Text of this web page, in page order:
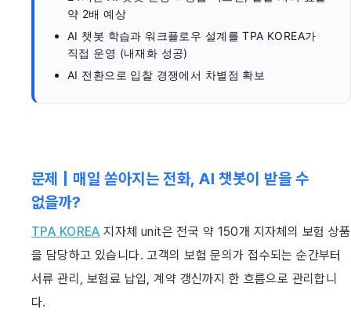
약 2배 예상
AI 챗봇 학습과 워크플로우 설계를 TPA KOREA가
직접 운영 (내재화 성공)
AI 전환으로 입찰 경쟁에서 차별점 확보
문제 | 매일 쏟아지는 전화, AI 챗봇이 받을 수
없을까?
TPA KOREA 지자체 unit은 전국 약 150개 지자체의 보험 상품
을 담당하고 있습니다. 고객의 보험 문의가 접수되는 순간부터
서류 관리, 보험료 납입, 계약 갱신까지 한 흐름으로 관리합니
다.